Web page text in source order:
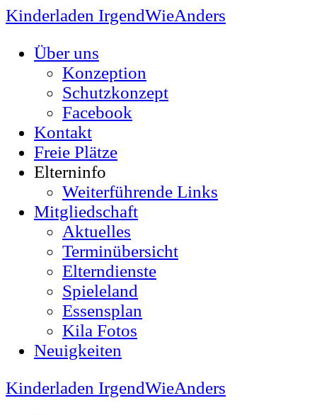
Kinderladen IrgendWieAnders
Über uns
Konzeption
Schutzkonzept
Facebook
Kontakt
Freie Plätze
Elterninfo
Weiterführende Links
Mitgliedschaft
Aktuelles
Terminübersicht
Elterndienste
Spieleland
Essensplan
Kila Fotos
Neuigkeiten
Kinderladen IrgendWieAnders